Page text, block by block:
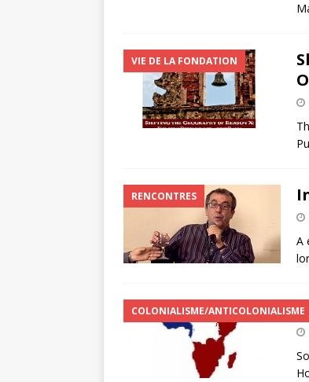
VIE DE LA FONDATION
RENCONTRES
A
COLONIALISME/ANTICOLONIALISME